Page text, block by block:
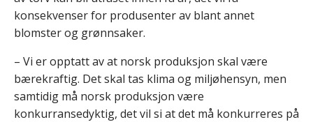
konsekvenser for produsenter av blant annet
blomster og grønnsaker.
– Vi er opptatt av at norsk produksjon skal være
bærekraftig. Det skal tas klima og miljøhensyn, men
samtidig må norsk produksjon være
konkurransedyktig, det vil si at det må konkurreres på